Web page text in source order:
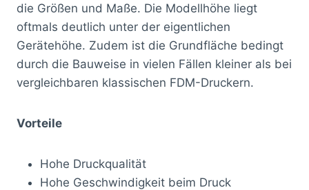
die Größen und Maße. Die Modellhöhe liegt
oftmals deutlich unter der eigentlichen
Gerätehöhe. Zudem ist die Grundfläche bedingt
durch die Bauweise in vielen Fällen kleiner als bei
vergleichbaren klassischen FDM-Druckern.
Vorteile
Hohe Druckqualität
Hohe Geschwindigkeit beim Druck